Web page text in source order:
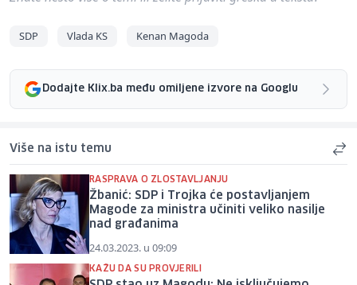
SDP Vlada KS Kenan Magoda
Dodajte Klix.ba među omiljene izvore na Googlu
Više na istu temu
RASPRAVA O ZLOSTAVLJANJU
Žbanić: SDP i Trojka će postavljanjem
Magode za ministra učiniti veliko nasilje
nad građanima
24.03.2023. u 09:09
KAŽU DA SU PROVJERILI